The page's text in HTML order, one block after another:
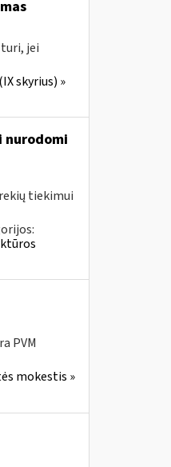
jei
skyrius) »
nurodomi
tiekimui
PVM
mokestis »